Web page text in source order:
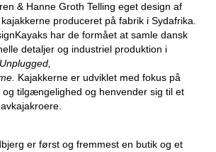
& Hanne Groth Telling eget design af
produceret på fabrik i Sydafrika.
har de formået at samle dansk
detaljer og industriel produktion i
Unplugged,
Kajakkerne er udviklet med fokus på
og tilgængelighed og henvender sig til et
er først og fremmest en butik og et